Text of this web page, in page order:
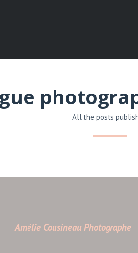
All the posts
Amélie Cousineau Photographe